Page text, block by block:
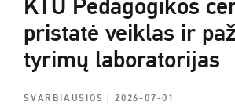
KTU Pedagogikos
pristatė veiklas ir
tyrimų laboratorijas
SVARBIAUSIOS| 2026-07-01